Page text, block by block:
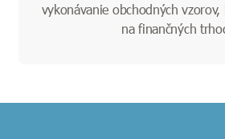
vykonávanie obchodných
na finančných